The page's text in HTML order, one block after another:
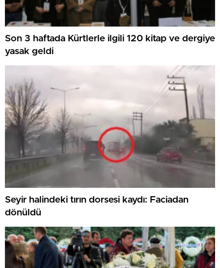
Son 3 haftada Kürtlerle ilgili 120 kitap ve dergiye
yasak geldi
Seyir halindeki tırın dorsesi kaydı: Faciadan
dönüldü